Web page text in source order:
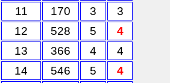
11
170 3
3
12
528 5
4
13
366 4
4
14
546 5
4